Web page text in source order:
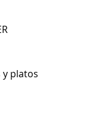
y platos